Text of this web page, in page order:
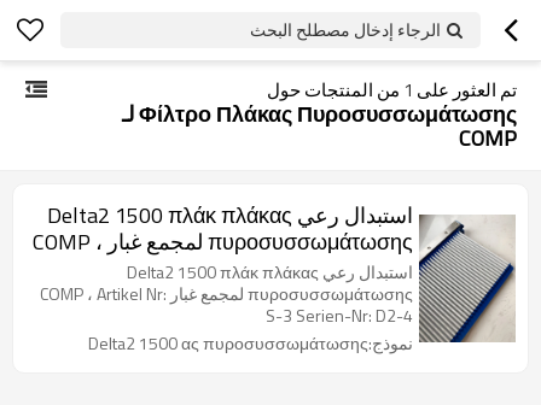
الرجاء إدخال مصطلح البحث
تم العثور على 1 من المنتجات حول
Φίλτρο Πλάκας Πυροσυσσωμάτωσης لـ
COMP
استبدال رعي Delta2 1500 πλάκ πλάκας
πυροσυσσωμάτωσης لمجمع غبار COMP ،
Artikel Nr: S-3 Serien-Nr: D2-4
استبدال رعي Delta2 1500 πλάκ πλάκας
πυροσυσσωμάτωσης لمجمع غبار COMP ، Artikel Nr:
S-3 Serien-Nr: D2-4
نموذج:Delta2 1500 ας πυροσυσσωμάτωσης